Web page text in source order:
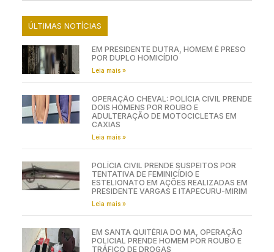
ÚLTIMAS NOTÍCIAS
EM PRESIDENTE DUTRA, HOMEM É PRESO
POR DUPLO HOMICÍDIO
Leia mais »
OPERAÇÃO CHEVAL: POLÍCIA CIVIL PRENDE
DOIS HOMENS POR ROUBO E
ADULTERAÇÃO DE MOTOCICLETAS EM
CAXIAS
Leia mais »
POLÍCIA CIVIL PRENDE SUSPEITOS POR
TENTATIVA DE FEMINICÍDIO E
ESTELIONATO EM AÇÕES REALIZADAS EM
PRESIDENTE VARGAS E ITAPECURU-MIRIM
Leia mais »
EM SANTA QUITÉRIA DO MA, OPERAÇÃO
POLICIAL PRENDE HOMEM POR ROUBO E
TRÁFICO DE DROGAS